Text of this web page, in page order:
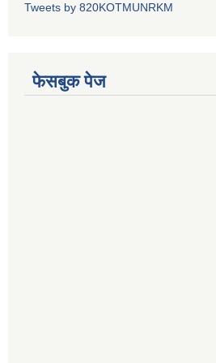
Tweets by 820KOTMUNRKM
फेसबुक पेज